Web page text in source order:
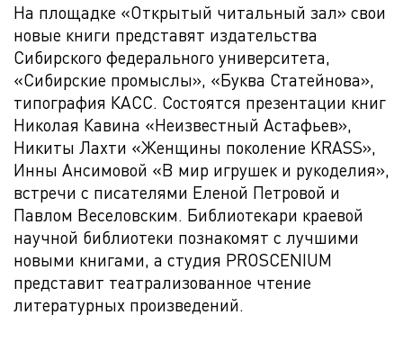
На площадке «Открытый читальный зал» свои
новые книги представят издательства
Сибирского федерального университета,
«Сибирские промыслы», «Буква Статейнова»,
типография КАСС. Состоятся презентации книг
Николая Кавина «Неизвестный Астафьев»,
Никиты Лахти «Женщины поколение KRASS»,
Инны Ансимовой «В мир игрушек и рукоделия»,
встречи с писателями Еленой Петровой и
Павлом Веселовским. Библиотекари краевой
научной библиотеки познакомят с лучшими
новыми книгами, а студия PROSCENIUM
представит театрализованное чтение
литературных произведений.